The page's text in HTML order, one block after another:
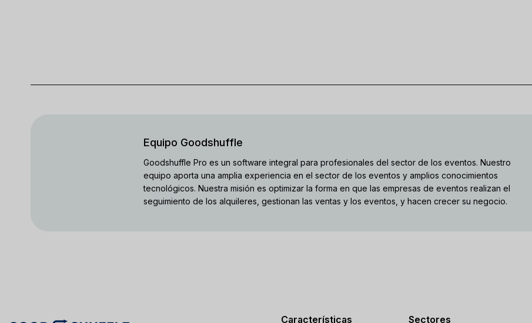
Equipo Goodshuffle
Goodshuffle Pro es un software integral para profesionales del sector de los eventos. Nuestro
equipo aporta una amplia experiencia en el sector de los eventos y amplios conocimientos
tecnológicos. Nuestra misión es optimizar la forma en que las empresas de eventos realizan el
seguimiento de los alquileres, gestionan las ventas y los eventos, y hacen crecer su negocio.
Características Sectores